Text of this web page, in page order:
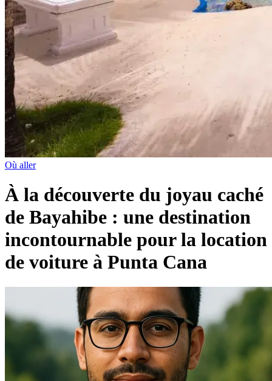
Où aller
À la découverte du joyau caché
de Bayahibe : une destination
incontournable pour la location
de voiture à Punta Cana